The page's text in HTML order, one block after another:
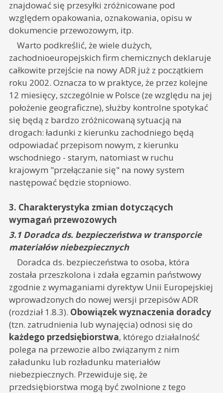
znajdować się przesyłki zróżnicowane pod
względem opakowania, oznakowania, opisu w
dokumencie przewozowym, itp.
Warto podkreślić, że wiele dużych,
zachodnioeuropejskich firm chemicznych deklaruje
całkowite przejście na nowy ADR już z początkiem
roku 2002. Oznacza to w praktyce, że przez kolejne
12 miesięcy, szczególnie w Polsce (ze względu na jej
położenie geograficzne), służby kontrolne spotykać
się będą z bardzo zróżnicowaną sytuacją na
drogach: ładunki z kierunku zachodniego będą
odpowiadać przepisom nowym, z kierunku
wschodniego - starym, natomiast w ruchu
krajowym "przełączanie się" na nowy system
następować będzie stopniowo.
3. Charakterystyka zmian dotyczących
wymagań przewozowych
3.1 Doradca ds. bezpieczeństwa w transporcie
materiałów niebezpiecznych
Doradca ds. bezpieczeństwa to osoba, która
została przeszkolona i zdała egzamin państwowy
zgodnie z wymaganiami dyrektyw Unii Europejskiej
wprowadzonych do nowej wersji przepisów ADR
(rozdział 1.8.3). Obowiązek wyznaczenia doradcy
(tzn. zatrudnienia lub wynajęcia) odnosi się do
każdego przedsiębiorstwa, którego działalność
polega na przewozie albo związanym z nim
załadunku lub rozładunku materiałów
niebezpiecznych. Przewiduje się, że
przedsiębiorstwa mogą być zwolnione z tego